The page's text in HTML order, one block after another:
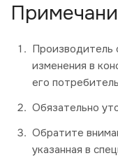
Производитель
изменения в
его
Обязательно
Обратите
указанная в